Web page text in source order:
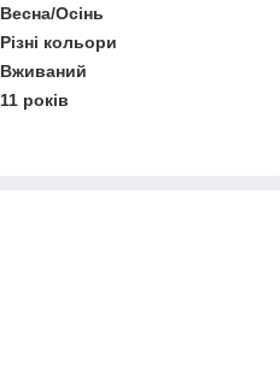
Весна/Осінь
Різні кольори
Вживаний
11 років